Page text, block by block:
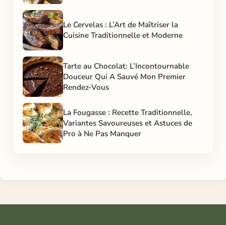
Le Cervelas : L’Art de Maîtriser la
Cuisine Traditionnelle et Moderne
Tarte au Chocolat: L’Incontournable
Douceur Qui A Sauvé Mon Premier
Rendez-Vous
La Fougasse : Recette Traditionnelle,
Variantes Savoureuses et Astuces de
Pro à Ne Pas Manquer